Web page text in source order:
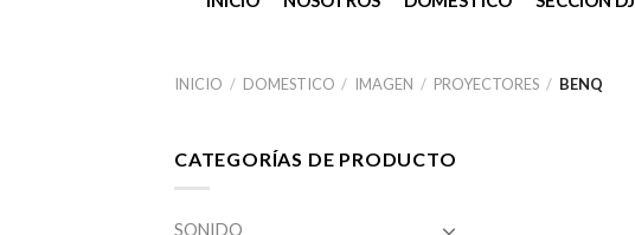
INICIO / DOMESTICO / IMAGEN / PROYECTORES / BENQ
CATEGORÍAS DE PRODUCTO
SONIDO